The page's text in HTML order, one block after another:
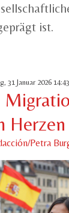
ist.
31 Januar 2026 14:43
Herzen
Petra